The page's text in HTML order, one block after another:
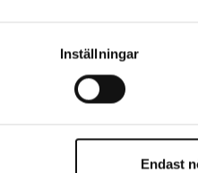
Inställningar
Endast
om